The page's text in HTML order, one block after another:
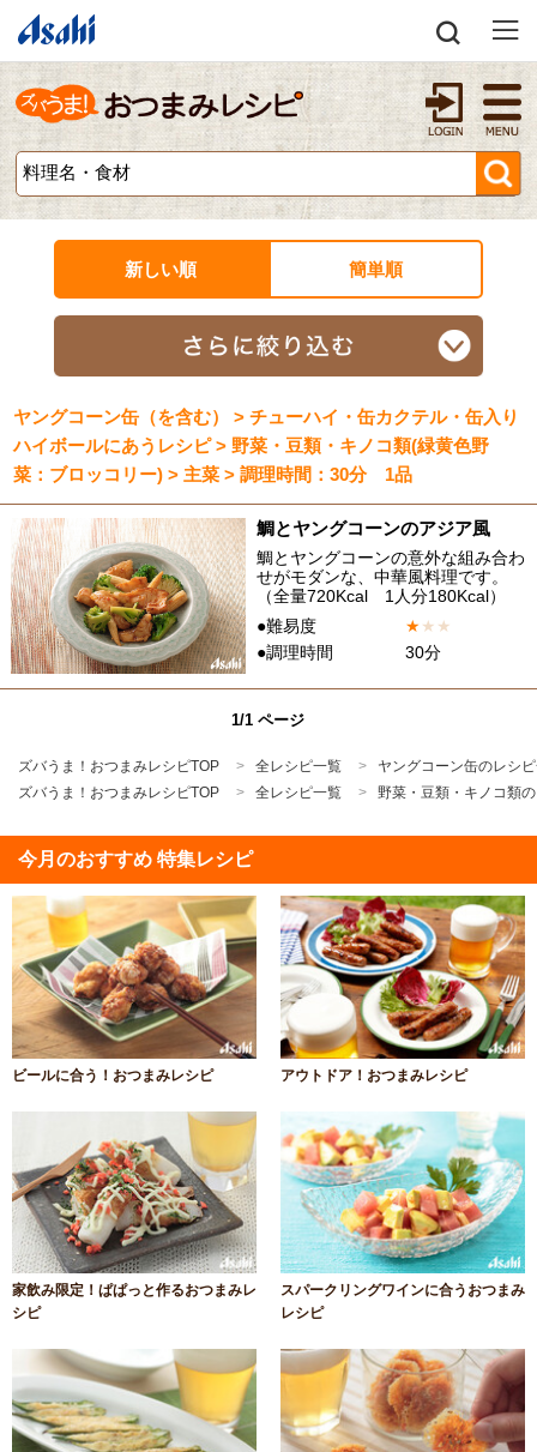
新しい順 簡単順
ヤングコーン缶（を含む） > チューハイ・缶カクテル・缶入り
ハイボールにあうレシピ > 野菜・豆類・キノコ類(緑黄色野
菜：ブロッコリー) > 主菜 > 調理時間：30分 1品
鯛とヤングコーンのアジア風
鯛とヤングコーンの意外な組み合わ
せがモダンな、中華風料理です。
（全量720Kcal 1人分180Kcal）
●難易度
★★ ★
●調理時間
30分
1/1 ページ
ズバうま！おつまみレシピTOP 全レシピ一覧
ヤングコーン缶のレシ
ズバうま！おつまみレシピTOP
全レシピ一覧 野菜・豆類・キノコ類
今月のおすすめ 特集レシピ
ビールに合う！おつまみレシピ アウトドア！おつまみレシピ
家飲み限定！ぱぱっと作るおつまみレ
シピ
スパークリングワインに合うおつまみ
レシピ